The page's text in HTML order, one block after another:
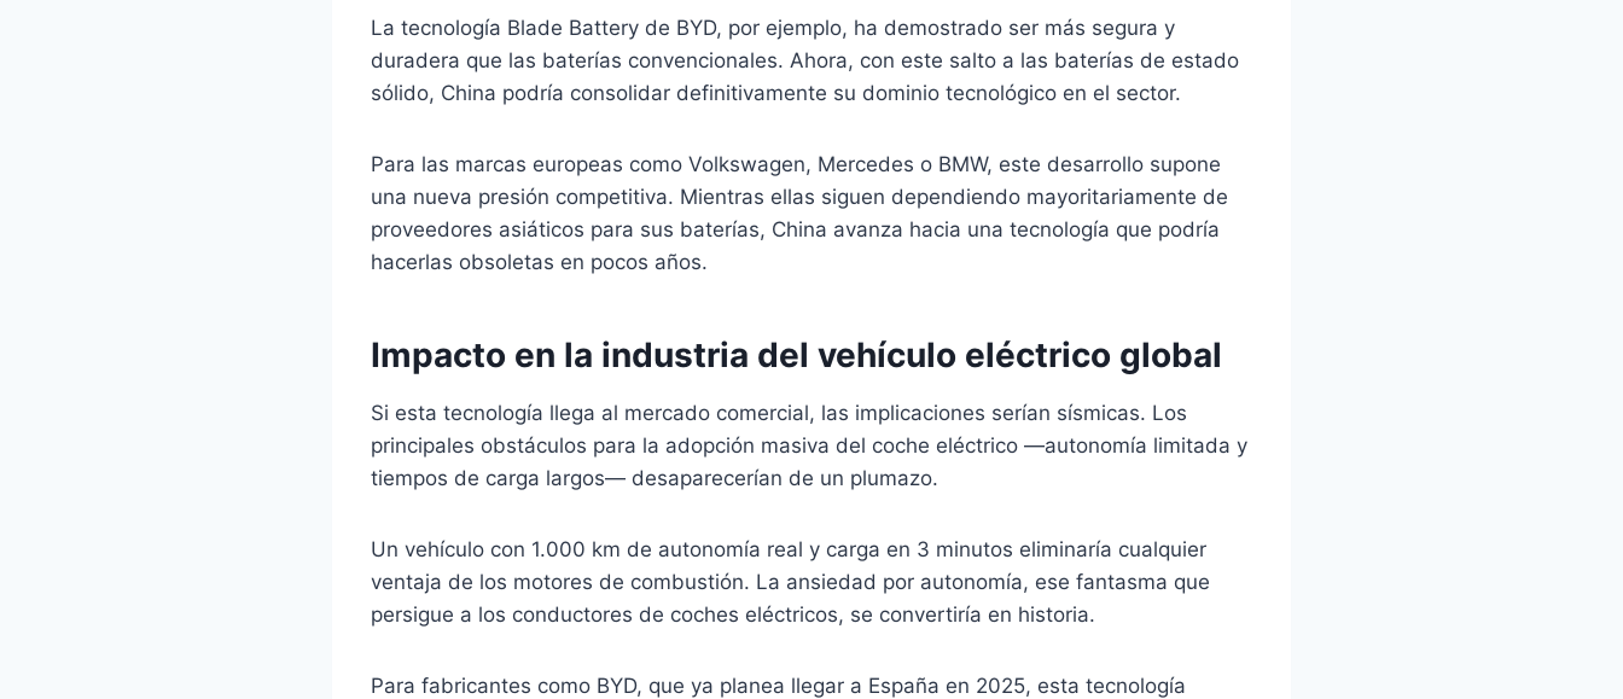
La tecnología Blade Battery de BYD, por ejemplo, ha demostrado ser más segura y
duradera que las baterías convencionales. Ahora, con este salto a las baterías de estado
sólido, China podría consolidar definitivamente su dominio tecnológico en el sector.
Para las marcas europeas como Volkswagen, Mercedes o BMW, este desarrollo supone
una nueva presión competitiva. Mientras ellas siguen dependiendo mayoritariamente de
proveedores asiáticos para sus baterías, China avanza hacia una tecnología que podría
hacerlas obsoletas en pocos años.
Impacto en la industria del vehículo eléctrico global
Si esta tecnología llega al mercado comercial, las implicaciones serían sísmicas. Los
principales obstáculos para la adopción masiva del coche eléctrico —autonomía limitada y
tiempos de carga largos— desaparecerían de un plumazo.
Un vehículo con 1.000 km de autonomía real y carga en 3 minutos eliminaría cualquier
ventaja de los motores de combustión. La ansiedad por autonomía, ese fantasma que
persigue a los conductores de coches eléctricos, se convertiría en historia.
Para fabricantes como BYD, que ya planea llegar a España en 2025, esta tecnología